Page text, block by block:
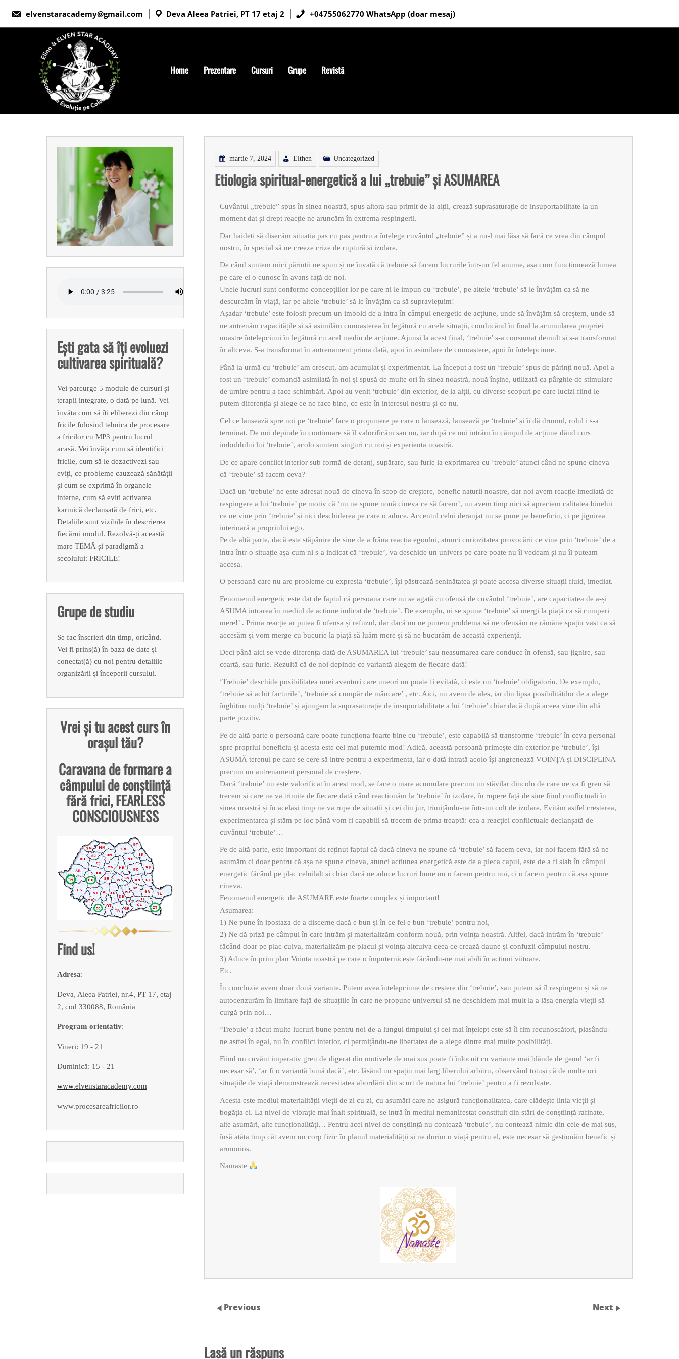
elvenstaracademy@gmail.com Deva Aleea Patriei, PT 17 etaj 2 +04755062770 WhatsApp (doar mesaj)
Home Prezentare Cursuri Grupe Revistă
martie 7, 2024 Elthen Uncategorized
Etiologia spiritual-energetică a lui „trebuie” și ASUMAREA
Cuvântul „trebuie” spus în sinea noastră, spus altora sau primit de la alții, crează suprasaturație de insuportabilitate la un
moment dat și drept reacție ne aruncăm în extrema respingerii.
Dar haideți să disecăm situația pas cu pas pentru a înțelege cuvântul „trebuie” și a nu-l mai lăsa să facă ce vrea din câmpul
nostru, în special să ne creeze crize de ruptură și izolare.
De când suntem mici părinții ne spun și ne învață că trebuie să facem lucrurile într-un fel anume, așa cum funcționează lumea
pe care ei o cunosc în avans față de noi.
Unele lucruri sunt conforme concepțiilor lor pe care ni le impun cu ‘trebuie’, pe altele ‘trebuie’ să le învățăm ca să ne
descurcăm în viață, iar pe altele ‘trebuie’ să le învățăm ca să supraviețuim!
Așadar ‘trebuie’ este folosit precum un imbold de a intra în câmpul energetic de acțiune, unde să învățăm să creștem, unde să
ne antrenăm capacitățile și să asimilăm cunoașterea în legătură cu acele situații, conducând în final la acumularea propriei
noastre înțelepciuni în legătură cu acel mediu de acțiune. Ajunși la acest final, ‘trebuie’ s-a consumat demult și s-a transformat
în altceva. S-a transformat în antrenament prima dată, apoi în asimilare de cunoaștere, apoi în înțelepciune.
Până la urmă cu ‘trebuie’ am crescut, am acumulat și experimentat. La început a fost un ‘trebuie’ spus de părinți nouă. Apoi a
fost un ‘trebuie’ comandă asimilată în noi și spusă de multe ori în sinea noastră, nouă înșine, utilizată ca pârghie de stimulare
de urnire pentru a face schimbări. Apoi au venit ‘trebuie’ din exterior, de la alții, cu diverse scopuri pe care lucizi fiind le
putem diferenția și alege ce ne face bine, ce este în interesul nostru și ce nu.
Cel ce lansează spre noi pe ‘trebuie’ face o propunere pe care o lansează, lansează pe ‘trebuie’ și îi dă drumul, rolul i s-a
terminat. De noi depinde în continuare să îl valorificăm sau nu, iar după ce noi intrăm în câmpul de acțiune dând curs
imboldului lui ‘trebuie’, acolo suntem singuri cu noi și experiența noastră.
De ce apare conflict interior sub formă de deranj, supărare, sau furie la exprimarea cu ‘trebuie’ atunci când ne spune cineva
că ‘trebuie’ să facem ceva?
Dacă un ‘trebuie’ ne este adresat nouă de cineva în scop de creștere, benefic naturii noastre, dar noi avem reacție imediată de
respingere a lui ‘trebuie’ pe motiv că ‘nu ne spune nouă cineva ce să facem’, nu avem timp nici să apreciem calitatea binelui
ce ne vine prin ‘trebuie’ și nici deschiderea pe care o aduce. Accentul celui deranjat nu se pune pe beneficiu, ci pe jignirea
interioară a propriului ego.
Pe de altă parte, dacă este stăpânire de sine de a frâna reacția egoului, atunci curiozitatea provocării ce vine prin ‘trebuie’ de a
intra într-o situație așa cum ni s-a indicat că ‘trebuie’, va deschide un univers pe care poate nu îl vedeam și nu îl puteam
accesa.
O persoană care nu are probleme cu expresia ‘trebuie’, își păstrează seninătatea și poate accesa diverse situații fluid, imediat.
Fenomenul energetic este dat de faptul că persoana care nu se agață cu ofensă de cuvântul ‘trebuie’, are capacitatea de a-și
ASUMA intrarea în mediul de acțiune indicat de ‘trebuie’. De exemplu, ni se spune ‘trebuie’ să mergi la piață ca să cumperi
mere!’ . Prima reacție ar putea fi ofensa și refuzul, dar dacă nu ne punem problema să ne ofensăm ne rămâne spațiu vast ca să
accesăm și vom merge cu bucurie la piață să luăm mere și să ne bucurăm de această experiență.
Deci până aici se vede diferența dată de ASUMAREA lui ‘trebuie’ sau neasumarea care conduce în ofensă, sau jignire, sau
ceartă, sau furie. Rezultă că de noi depinde ce variantă alegem de fiecare dată!
‘Trebuie’ deschide posibilitatea unei aventuri care uneori nu poate fi evitată, ci este un ‘trebuie’ obligatoriu. De exemplu,
‘trebuie să achit facturile’, ‘trebuie să cumpăr de mâncare’ , etc. Aici, nu avem de ales, iar din lipsa posibilităților de a alege
înghițim mulți ‘trebuie’ și ajungem la suprasaturație de insuportabilitate a lui ‘trebuie’ chiar dacă după aceea vine din altă
parte pozitiv.
Pe de altă parte o persoană care poate funcționa foarte bine cu ‘trebuie’, este capabilă să transforme ‘trebuie’ în ceva personal
spre propriul beneficiu și acesta este cel mai puternic mod! Adică, această persoană primește din exterior pe ‘trebuie’, își
ASUMĂ terenul pe care se cere să intre pentru a experimenta, iar o dată intrată acolo își angrenează VOINȚA și DISCIPLINA
precum un antrenament personal de creștere.
Dacă ‘trebuie’ nu este valorificat în acest mod, se face o mare acumulare precum un stăvilar dincolo de care ne va fi greu să
trecem și care ne va trimite de fiecare dată când reacționăm la ‘trebuie’ în izolare, în rupere față de sine fiind conflictuali în
sinea noastră și în același timp ne va rupe de situații și cei din jur, trimițându-ne într-un colț de izolare. Evităm astfel creșterea,
experimentarea și stăm pe loc până vom fi capabili să trecem de prima treaptă: cea a reacției conflictuale declanșată de
cuvântul ‘trebuie’…
Pe de altă parte, este important de reținut faptul că dacă cineva ne spune că ‘trebuie’ să facem ceva, iar noi facem fără să ne
asumăm ci doar pentru că așa ne spune cineva, atunci acțiunea energetică este de a pleca capul, este de a fi slab în câmpul
energetic făcând pe plac celuilalt și chiar dacă ne aduce lucruri bune nu o facem pentru noi, ci o facem pentru că așa spune
cineva.
Fenomenul energetic de ASUMARE este foarte complex și important!
Asumarea:
1) Ne pune în ipostaza de a discerne dacă e bun și în ce fel e bun ‘trebuie’ pentru noi,
2) Ne dă priză pe câmpul în care intrăm și materializăm conform nouă, prin voința noastră. Altfel, dacă intrăm în ‘trebuie’
făcând doar pe plac cuiva, materializăm pe placul și voința altcuiva ceea ce crează daune și confuzii câmpului nostru.
3) Aduce în prim plan Voința noastră pe care o împuternicește făcându-ne mai abili în acțiuni viitoare.
Etc.
În concluzie avem doar două variante. Putem avea înțelepciune de creștere din ‘trebuie’, sau putem să îl respingem și să ne
autocenzurăm în limitare față de situațiile în care ne propune universul să ne deschidem mai mult la a lăsa energia vieții să
curgă prin noi…
‘Trebuie’ a făcut multe lucruri bune pentru noi de-a lungul timpului și cel mai înțelept este să îi fim recunoscători, plasându-
ne astfel în egal, nu în conflict interior, ci permițându-ne libertatea de a alege dintre mai multe posibilități.
Fiind un cuvânt imperativ greu de digerat din motivele de mai sus poate fi înlocuit cu variante mai blânde de genul ‘ar fi
necesar să’, ‘ar fi o variantă bună dacă’, etc. lăsând un spațiu mai larg liberului arbitru, observând totuși că de multe ori
situațiile de viață demonstrează necesitatea abordării din scurt de natura lui ‘trebuie’ pentru a fi rezolvate.
Acesta este mediul materialității vieții de zi cu zi, cu asumări care ne asigură funcționalitatea, care clădește linia vieții și
bogăția ei. La nivel de vibrație mai înalt spirituală, se intră în mediul nemanifestat constituit din stări de conștiință rafinate,
alte asumări, alte funcționalități… Pentru acel nivel de conștiință nu contează ‘trebuie’, nu contează nimic din cele de mai sus,
însă atâta timp cât avem un corp fizic în planul materialității și ne dorim o viață pentru el, este necesar să gestionăm benefic și
armonios.
Namaste
Previous Next
Lasă un răspuns
Ești gata să îți evoluezi
cultivarea spirituală?
Vei parcurge 5 module de cursuri și
terapii integrate, o dată pe lună. Vei
învăța cum să îți eliberezi din câmp
fricile folosind tehnica de procesare
a fricilor cu MP3 pentru lucrul
acasă. Vei învăța cum să identifici
fricile, cum să le dezactivezi sau
eviți, ce probleme cauzează sănătății
și cum se exprimă în organele
interne, cum să eviți activarea
karmică declanșată de frici, etc.
Detaliile sunt vizibile în descrierea
fiecărui modul. Rezolvă-ți această
mare TEMĂ și paradigmă a
secolului: FRICILE!
Grupe de studiu
Se fac înscrieri din timp, oricând.
Vei fi prins(ă) în baza de date și
conectat(ă) cu noi pentru detaliile
organizării și începerii cursului.
Vrei și tu acest curs în
orașul tău?
Caravana de formare a
câmpului de conștiință
fără frici, FEARLESS
CONSCIOUSNESS
Find us!
Adresa:
Deva, Aleea Patriei, nr.4, PT 17, etaj
2, cod 330088, România
Program orientativ:
Vineri: 19 - 21
Duminică: 15 - 21
www.elvenstaracademy.com
www.procesareafricilor.ro